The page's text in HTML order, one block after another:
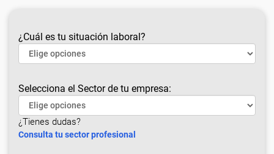
¿Cuál es tu situación laboral?
Selecciona el Sector de tu empresa:
¿Tienes dudas?
Consulta tu sector profesional